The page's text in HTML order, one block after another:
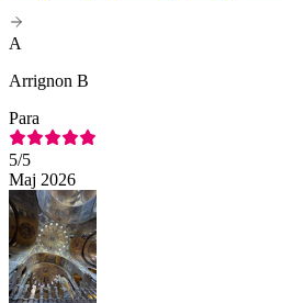
A
Arrignon B
Para
5/5
Maj 2026